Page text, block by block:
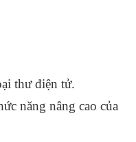
thư điện tử.
năng nâng cao của